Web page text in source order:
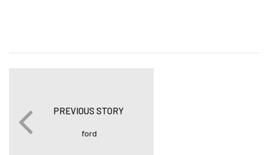
PREVIOUS STORY
ford